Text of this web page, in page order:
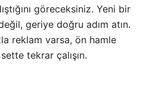
göreceksiniz. Yeni bir
geriye doğru adım atın.
reklam varsa, ön hamle
tekrar çalışın.